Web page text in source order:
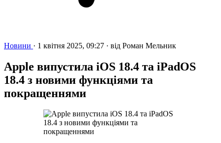
Новини · 1 квітня 2025, 09:27 · від Роман Мельник
Apple випустила iOS 18.4 та iPadOS
18.4 з новими функціями та
покращеннями